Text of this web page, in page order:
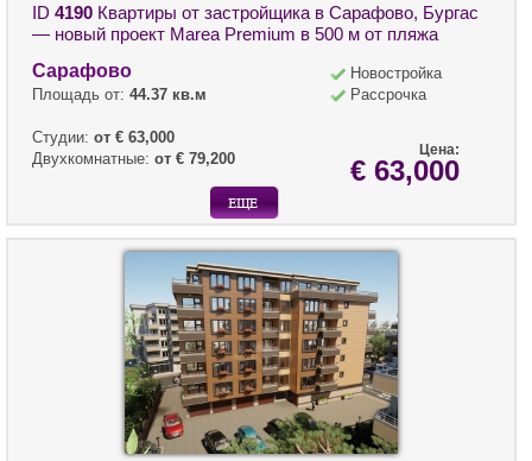
ID 4190 Квартиры от застройщика в Сарафово, Бургас
— новый проект Marea Premium в 500 м от пляжа
Сарафово
Площадь от: 44.37 кв.м
Студии: от € 63,000
Двухкомнатные: от € 79,200
Новостройка
Рассрочка
Цена:
€ 63,000